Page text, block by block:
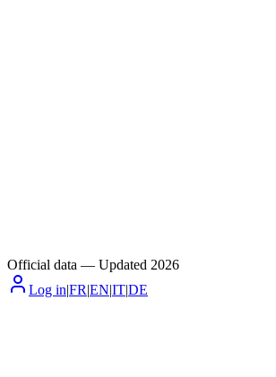
Official data — Updated 2026
Log in|FR|EN|IT|DE